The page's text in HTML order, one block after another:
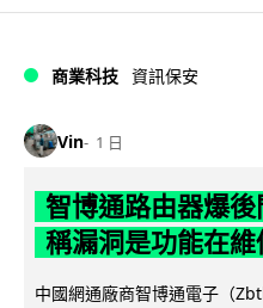
商業科技 資訊保安
Vin 1 日
智博通路由器爆
稱漏洞是功能在維
中國網通廠商智博通電子（